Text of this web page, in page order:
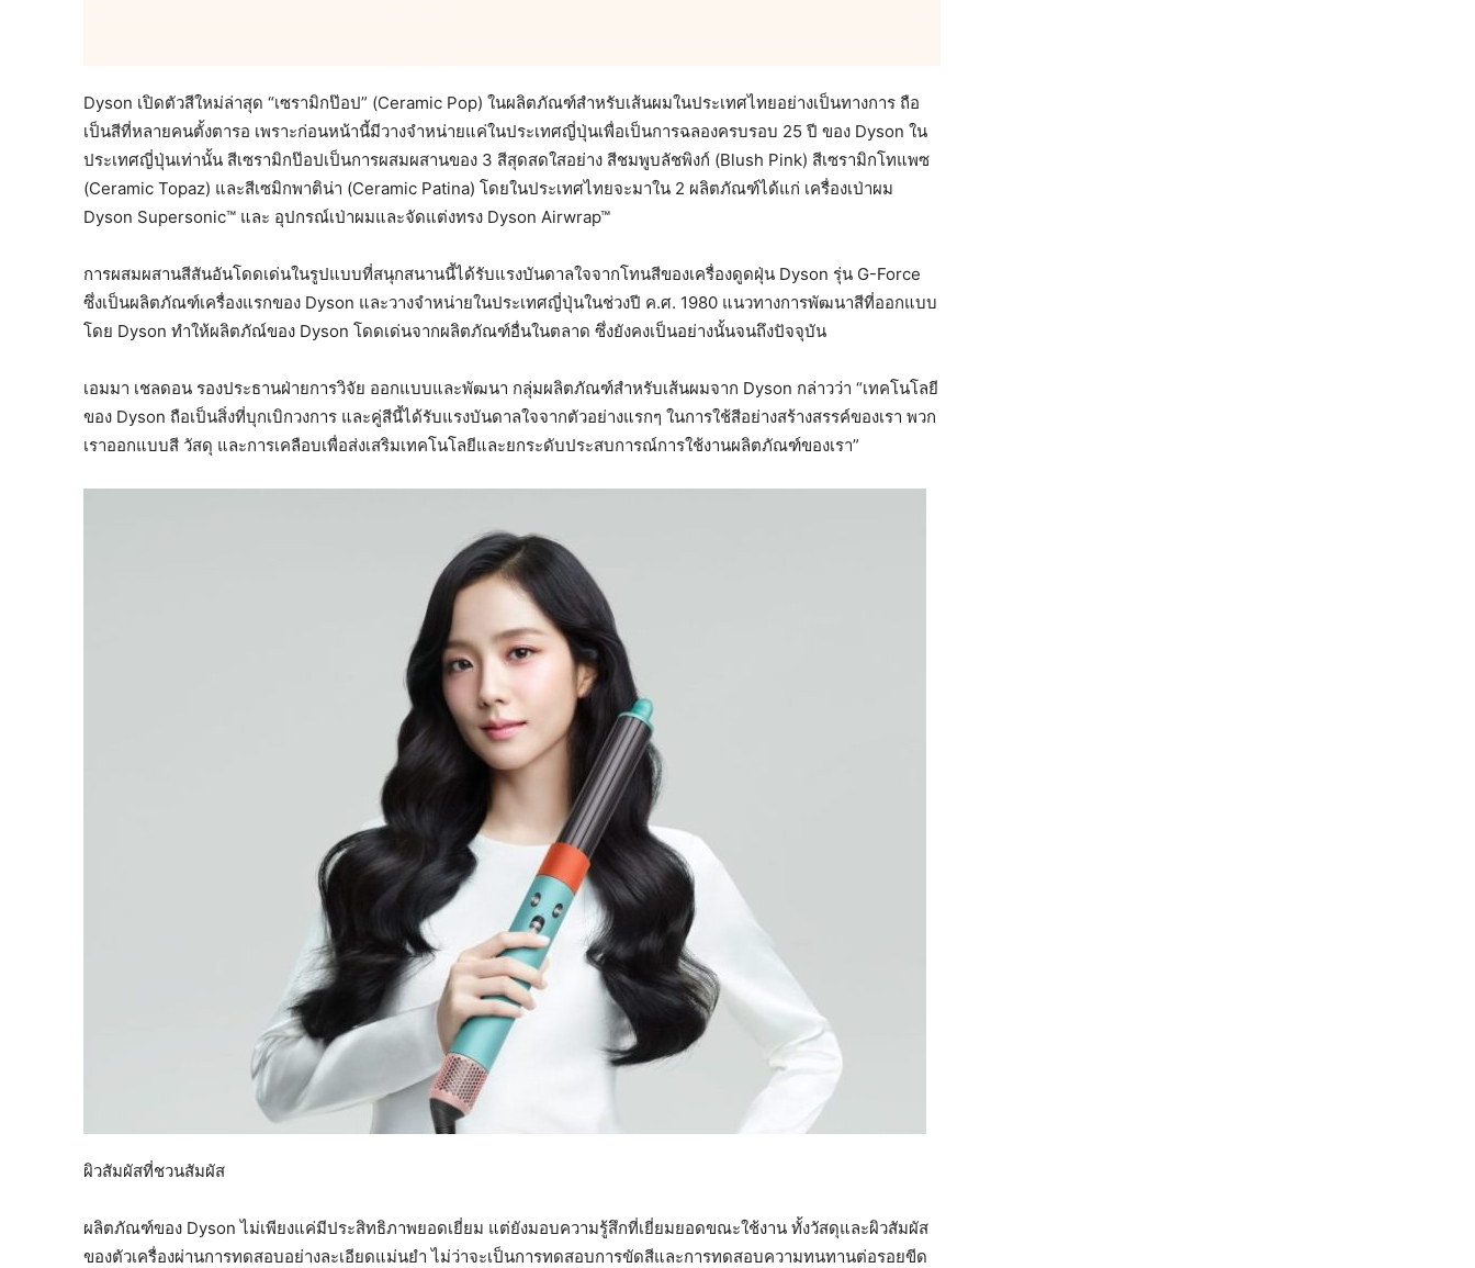
Dyson เปิดตัวสีใหม่ล่าสุด “เซรามิกป๊อป” (Ceramic Pop) ในผลิตภัณฑ์สำหรับเส้นผมในประเทศไทยอย่างเป็นทางการ ถือ
เป็นสีที่หลายคนตั้งตารอ เพราะก่อนหน้านี้มีวางจำหน่ายแค่ในประเทศญี่ปุ่นเพื่อเป็นการฉลองครบรอบ 25 ปี ของ Dyson ใน
ประเทศญี่ปุ่นเท่านั้น สีเซรามิกป๊อปเป็นการผสมผสานของ 3 สีสุดสดใสอย่าง สีชมพูบลัชพิงก์ (Blush Pink) สีเซรามิกโทแพซ
(Ceramic Topaz) และสีเซมิกพาติน่า (Ceramic Patina) โดยในประเทศไทยจะมาใน 2 ผลิตภัณฑ์ได้แก่ เครื่องเป่าผม
Dyson Supersonic™ และ อุปกรณ์เป่าผมและจัดแต่งทรง Dyson Airwrap™
การผสมผสานสีสันอันโดดเด่นในรูปแบบที่สนุกสนานนี้ได้รับแรงบันดาลใจจากโทนสีของเครื่องดูดฝุ่น Dyson รุ่น G-Force
ซึ่งเป็นผลิตภัณฑ์เครื่องแรกของ Dyson และวางจำหน่ายในประเทศญี่ปุ่นในช่วงปี ค.ศ. 1980 แนวทางการพัฒนาสีที่ออกแบบ
โดย Dyson ทำให้ผลิตภัณ์ของ Dyson โดดเด่นจากผลิตภัณฑ์อื่นในตลาด ซึ่งยังคงเป็นอย่างนั้นจนถึงปัจจุบัน
เอมมา เชลดอน รองประธานฝ่ายการวิจัย ออกแบบและพัฒนา กลุ่มผลิตภัณฑ์สำหรับเส้นผมจาก Dyson กล่าวว่า “เทคโนโลยี
ของ Dyson ถือเป็นสิ่งที่บุกเบิกวงการ และคู่สีนี้ได้รับแรงบันดาลใจจากตัวอย่างแรกๆ ในการใช้สีอย่างสร้างสรรค์ของเรา พวก
เราออกแบบสี วัสดุ และการเคลือบเพื่อส่งเสริมเทคโนโลยีและยกระดับประสบการณ์การใช้งานผลิตภัณฑ์ของเรา”
ผิวสัมผัสที่ชวนสัมผัส
ผลิตภัณฑ์ของ Dyson ไม่เพียงแค่มีประสิทธิภาพยอดเยี่ยม แต่ยังมอบความรู้สึกที่เยี่ยมยอดขณะใช้งาน ทั้งวัสดุและผิวสัมผัส
ของตัวเครื่องผ่านการทดสอบอย่างละเอียดแม่นยำ ไม่ว่าจะเป็นการทดสอบการขัดสีและการทดสอบความทนทานต่อรอยขีด